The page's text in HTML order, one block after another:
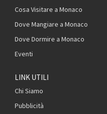
Cosa Visitare a Monaco
Dove Mangiare a Monaco
Dove Dormire a Monaco
Eventi
LINK UTILI
Chi Siamo
Pubblicità